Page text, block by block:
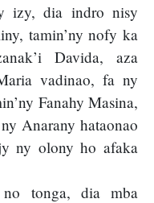
izy, dia indro nisy
tamin’ny nofy ka
Davida, aza
vadinao, fa ny
Fanahy Masina,
Anarany hataonao
ny olony ho afaka
tonga, dia mba